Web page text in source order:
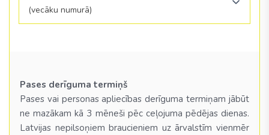
(vecāku numurā)
Pases derīguma termiņš
Pases vai personas apliecības derīguma termiņam jābūt
ne mazākam kā 3 mēneši pēc ceļojuma pēdējas dienas.
Latvijas nepilsoņiem braucieniem uz ārvalstīm vienmēr